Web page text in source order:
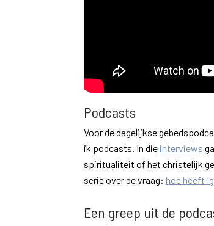
Podcasts
Voor de dagelijkse
ik podcasts. In die interviews
spiritualiteit of het christelijk
serie over de vraag: hoe heeft
Een greep uit de